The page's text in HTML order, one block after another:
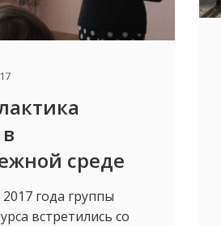
среде
2017 года группы
встретились со